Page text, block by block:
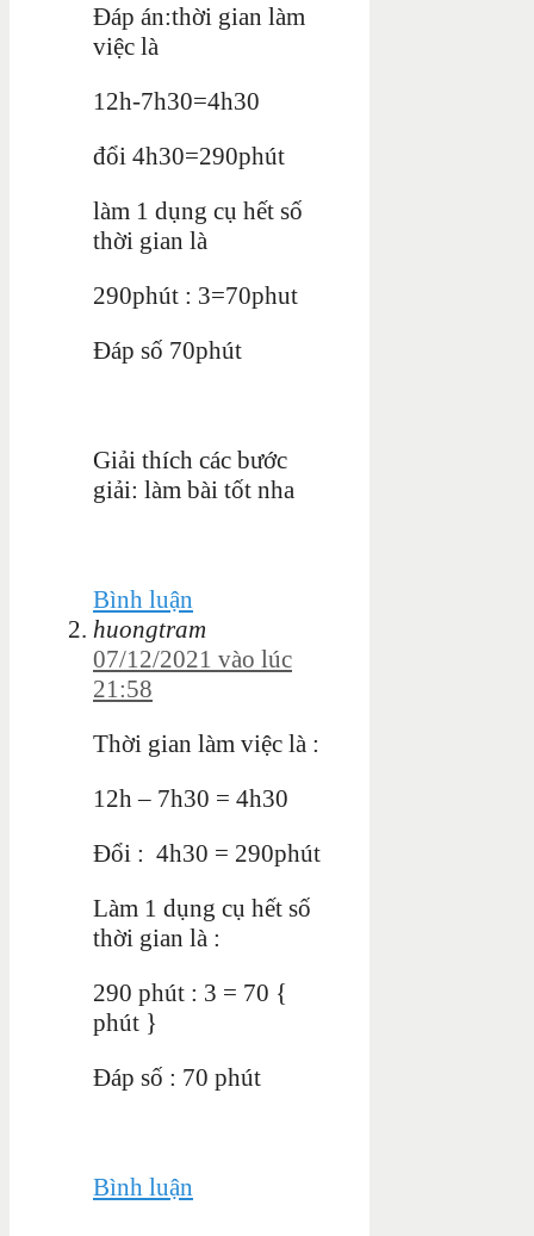
Đáp án:thời gian làm
việc là
12h-7h30=4h30
đổi 4h30=290phút
làm 1 dụng cụ hết số
thời gian là
290phút : 3=70phut
Đáp số 70phút
Giải thích các bước
giải: làm bài tốt nha
Bình luận
huongtram
07/12/2021 vào lúc
21:58
Thời gian làm việc là :
12h – 7h30 = 4h30
Đổi : 4h30 = 290phút
Làm 1 dụng cụ hết số
thời gian là :
290 phút : 3 = 70 {
phút }
Đáp số : 70 phút
Bình luận